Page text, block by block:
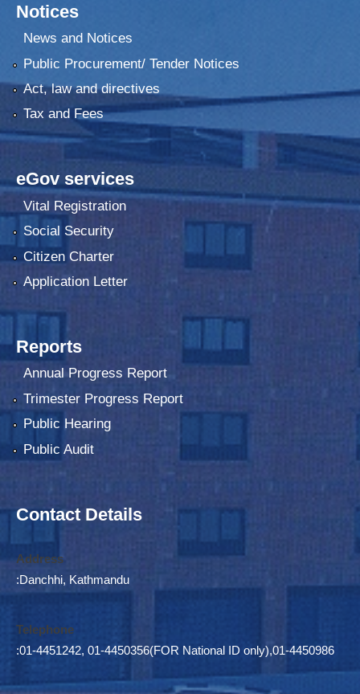
Notices
News and Notices
Public Procurement/ Tender Notices
Act, law and directives
Tax and Fees
eGov services
Vital Registration
Social Security
Citizen Charter
Application Letter
Reports
Annual Progress Report
Trimester Progress Report
Public Hearing
Public Audit
Contact Details
Address
:Danchhi, Kathmandu
Telephone
:01-4451242, 01-4450356(FOR National ID only),01-4450986